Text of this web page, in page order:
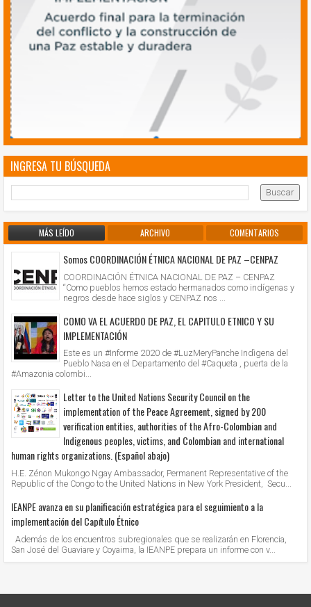
INGRESA TU BÚSQUEDA
MÁS LEÍDO ARCHIVO COMENTARIOS
Somos COORDINACIÓN ÉTNICA NACIONAL DE PAZ –CENPAZ
COORDINACIÓN ÉTNICA NACIONAL DE PAZ – CENPAZ
“Como pueblos hemos estado hermanados como indígenas y
negros desde hace siglos y CENPAZ nos ...
COMO VA EL ACUERDO DE PAZ, EL CAPITULO ETNICO Y SU
IMPLEMENTACIÓN
Este es un #Informe 2020 de #LuzMeryPanche Indìgena del
Pueblo Nasa en el Departamento del #Caqueta , puerta de la
#Amazonia colombi...
Letter to the United Nations Security Council on the
implementation of the Peace Agreement, signed by 200
verification entities, authorities of the Afro-Colombian and
Indigenous peoples, victims, and Colombian and international
human rights organizations. (Español abajo)
H.E. Zénon Mukongo Ngay Ambassador, Permanent Representative of the
Republic of the Congo to the United Nations in New York President, Secu...
IEANPE avanza en su planificación estratégica para el seguimiento a la
implementación del Capítulo Étnico
Además de los encuentros subregionales que se realizarán en Florencia,
San José del Guaviare y Coyaima, la IEANPE prepara un informe con v...